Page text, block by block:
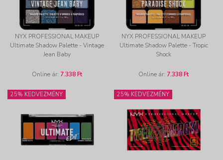
NYX PROFESSIONAL MAKEUP
Ultimate Shadow Palette - Vintage
Jean Baby
Online ár: 7.338 Ft
NYX PROFESSIONAL MAKEUP
Ultimate Shadow Palette - Tropic
Shock
Online ár: 7.338 Ft
25% KEDVEZMÉNY 25% KEDVEZMÉNY